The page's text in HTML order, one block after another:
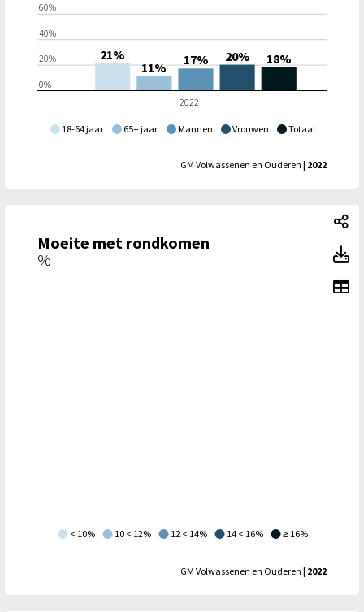
18-64 jaar 65+ jaar Mannen Vrouwen Totaal
2022
0%
20%
40%
60%
21%
11% 17% 20% 18%
GM Volwassenen en Ouderen | 2022
Moeite met rondkomen
%
< 10% 10 < 12% 12 < 14% 14 < 16% ≥ 16%
GM Volwassenen en Ouderen | 2022